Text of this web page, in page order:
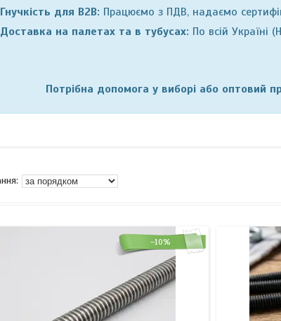
Гнучкість для B2B: Працюємо з ПДВ, надаємо
Доставка на палетах та в тубусах: По всій Україні
Потрібна допомога у виборі або оптовий
–10%